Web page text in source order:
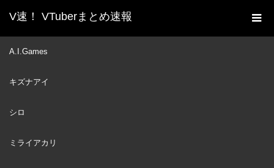
V速！ VTuberまとめ速報
A.I.Games
キズナアイ
シロ
ミライアカリ
ホーム
新着動画一覧
07